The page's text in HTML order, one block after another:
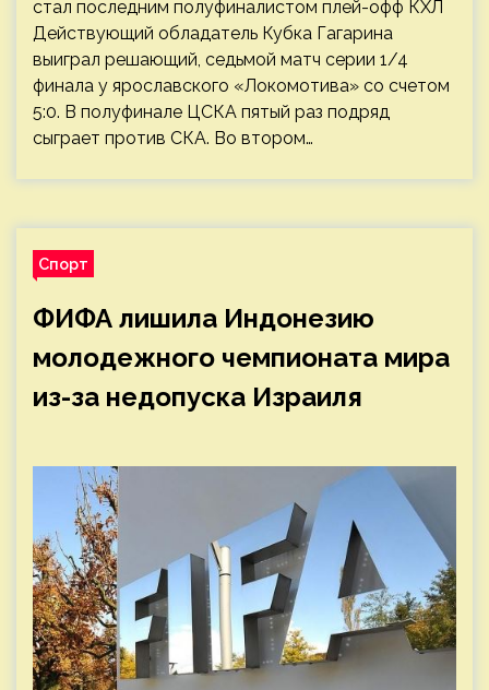
стал последним полуфиналистом плей-офф КХЛ
Действующий обладатель Кубка Гагарина
выиграл решающий, седьмой матч серии 1/4
финала у ярославского «Локомотива» со счетом
5:0. В полуфинале ЦСКА пятый раз подряд
сыграет против СКА. Во втором…
Спорт
ФИФА лишила Индонезию
молодежного чемпионата мира
из-за недопуска Израиля